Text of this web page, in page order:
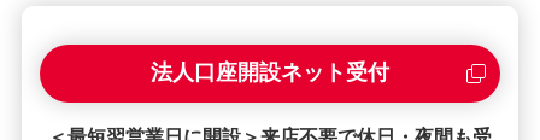
法人口座開設ネット受付